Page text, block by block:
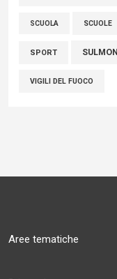
SCUOLA SCUOLE
SPORT
VIGILI DEL FUOCO
Aree tematiche